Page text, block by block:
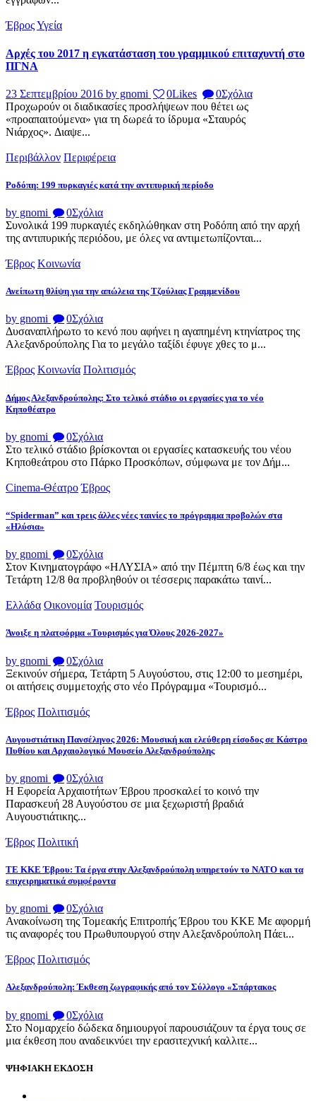
ΈβροςΥγεία
Αρχές του 2017 η εγκατάσταση του γραμμικού επιταχυντή στο
ΠΓΝΑ
23 Σεπτεμβρίου 2016 by gnomi 0Likes 0Σχόλια
Προχωρούν οι διαδικασίες προσλήψεων που θέτει ως
«προαπαιτούμενα» για τη δωρεά το ίδρυμα «Σταυρός
Νιάρχος». Διαψε...
Περιβάλλον Περιφέρεια
Ροδόπη: 199 πυρκαγιές κατά την αντιπυρική περίοδο
by gnomi 0Σχόλια
Συνολικά 199 πυρκαγιές εκδηλώθηκαν στη Ροδόπη από την αρχή
της αντιπυρικής περιόδου, με όλες να αντιμετωπίζονται...
Έβρος Κοινωνία
Ανείπωτη θλίψη για την απώλεια της Τζούλιας Γραμμενίδου
by gnomi 0Σχόλια
Δυσαναπλήρωτο το κενό που αφήνει η αγαπημένη κτηνίατρος της
Αλεξανδρούπολης Για το μεγάλο ταξίδι έφυγε χθες το μ...
Έβρος Κοινωνία Πολιτισμός
Δήμος Αλεξανδρούπολης: Στο τελικό στάδιο οι εργασίες για το νέο
Κηποθέατρο
by gnomi 0Σχόλια
Στο τελικό στάδιο βρίσκονται οι εργασίες κατασκευής του νέου
Κηποθεάτρου στο Πάρκο Προσκόπων, σύμφωνα με τον Δήμ...
Cinema-Θέατρο Έβρος
“Spiderman” και τρεις άλλες νέες ταινίες το πρόγραμμα προβολών στα
«Ηλύσια»
by gnomi 0Σχόλια
Στον Κινηματογράφο «ΗΛΥΣΙΑ» από την Πέμπτη 6/8 έως και την
Τετάρτη 12/8 θα προβληθούν οι τέσσερις παρακάτω ταινί...
Ελλάδα Οικονομία Τουρισμός
Άνοιξε η πλατφόρμα «Τουρισμός για Όλους 2026-2027»
by gnomi 0Σχόλια
Ξεκινούν σήμερα, Τετάρτη 5 Αυγούστου, στις 12:00 το μεσημέρι,
οι αιτήσεις συμμετοχής στο νέο Πρόγραμμα «Τουρισμό...
Έβρος Πολιτισμός
Αυγουστιάτικη Πανσέληνος 2026: Μουσική και ελεύθερη είσοδος σε Κάστρο
Πυθίου και Αρχαιολογικό Μουσείο Αλεξανδρούπολης
by gnomi 0Σχόλια
Η Εφορεία Αρχαιοτήτων Έβρου προσκαλεί το κοινό την
Παρασκευή 28 Αυγούστου σε μια ξεχωριστή βραδιά
Αυγουστιάτικης...
Έβρος Πολιτική
ΤΕ ΚΚΕ Έβρου: Τα έργα στην Αλεξανδρούπολη υπηρετούν το ΝΑΤΟ και τα
επιχειρηματικά συμφέροντα
by gnomi 0Σχόλια
Ανακοίνωση της Τομεακής Επιτροπής Έβρου του ΚΚΕ Με αφορμή
τις αναφορές του Πρωθυπουργού στην Αλεξανδρούπολη Πάει...
Έβρος Πολιτισμός
Αλεξανδρούπολη: Έκθεση ζωγραφικής από τον Σύλλογο «Σπάρτακος
by gnomi 0Σχόλια
Στο Νομαρχείο δώδεκα δημιουργοί παρουσιάζουν τα έργα τους σε
μια έκθεση που αναδεικνύει την ερασιτεχνική καλλιτε...
ΨΗΦΙΑΚΗ ΕΚΔΟΣΗ